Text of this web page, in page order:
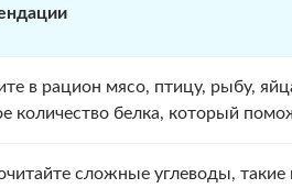
в рацион мясо, птицу, рыбу,
количество белка, который
сложные углеводы,